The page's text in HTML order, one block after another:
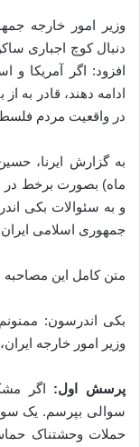
وزیر امور خارجه
دنبال کوچ اجباری
ادامه دهند، قادر به
در واقعیت مردم
ماه) بصورت برخط
و به سئوالات بکی
جمهوری اسلامی
متن کامل این
بکی اندرسون:
وزیر امور خارجه
پرسش اول: اگر
سوالی بپرسم. یک